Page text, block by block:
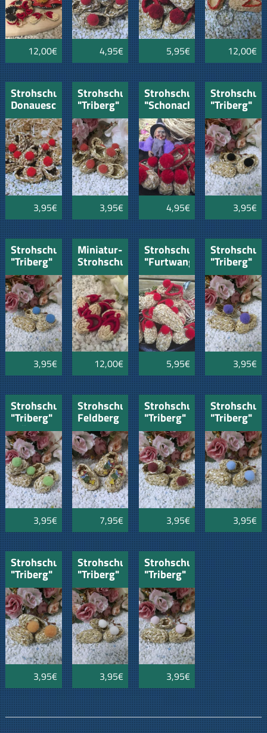
12,00€ 4,95€ 5,95€ 12,00€
Strohschuh
Donaueschingen
5 cm
3,95€
Strohschuhe
"Triberg"
rot 4cm
3,95€
Strohschuh
"Schonach"
8cm
4,95€
"Triberg"
schwarz
4cm
3,95€
Strohschuhe
"Triberg"
blau 4cm
3,95€
Miniatur-
Strohschuh
Paar
"Zell"
12,00€
Strohschuh
"Furtwangen"
12cm
5,95€
"Triberg"
lila 4cm
3,95€
Strohschuhe
"Triberg"
grün 4cm
3,95€
Strohschuh
Feldberg
mit Hexe
4cm
7,95€
Strohschuhe
"Triberg"
weinrot
4cm
3,95€
"Triberg"
hellblau
4cm
3,95€
Strohschuhe
"Triberg"
orange
4cm
3,95€
Strohschuhe
"Triberg"
weiss
4cm
3,95€
Strohschuhe
"Triberg"
rosa 4cm
3,95€